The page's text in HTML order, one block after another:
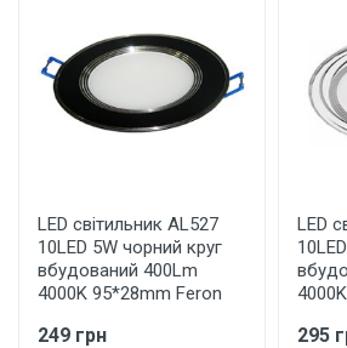
LED світильник AL527
10LED 5W чорний круг
вбудований 400Lm
4000K 95*28mm Feron
249 грн
LED
295